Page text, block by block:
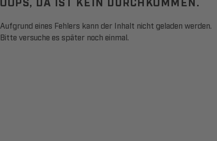
Aufgrund eines Fehlers kann der Inhalt nicht geladen werden.
Bitte versuche es später noch einmal.